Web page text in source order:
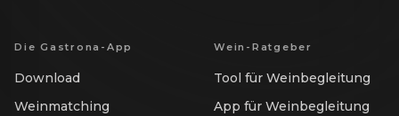
Die Gastrona-App
Download
Weinmatching
Wein-Ratgeber
Tool für Weinbegleitung
App für Weinbegleitung